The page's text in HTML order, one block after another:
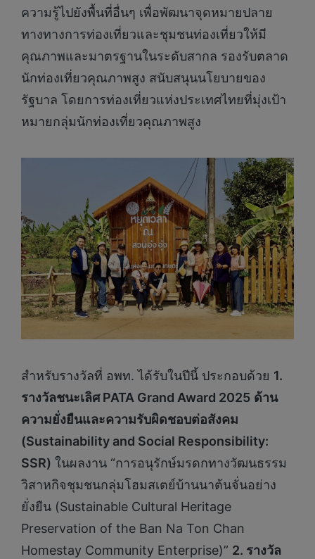
ความรู้ไปยังพื้นที่อื่นๆ เพื่อพัฒนาจุดหมายปลาย
ทางทางการท่องเที่ยวและชุมชนท่องเที่ยวให้มี
คุณภาพและมาตรฐานในระดับสากล รองรับตลาด
นักท่องเที่ยวคุณภาพสูง สนับสนุนนโยบายของ
รัฐบาล โดยการท่องเที่ยวแห่งประเทศไทยที่มุ่งเป้า
หมายกลุ่มนักท่องเที่ยวคุณภาพสูง
สำหรับรางวัลที่ อพท. ได้รับในปีนี้ ประกอบด้วย 1.
รางวัลชนะเลิศ PATA Grand Award 2025 ด้าน
ความยั่งยืนและความรับผิดชอบต่อสังคม
(Sustainability and Social Responsibility:
SSR) ในผลงาน “การอนุรักษ์มรดกทางวัฒนธรรม
วิสาหกิจชุมชนกลุ่มโฮมสเตย์บ้านนาต้นจั่นอย่าง
ยั่งยืน (Sustainable Cultural Heritage
Preservation of the Ban Na Ton Chan
Homestay Community Enterprise)” 2. รางวัล